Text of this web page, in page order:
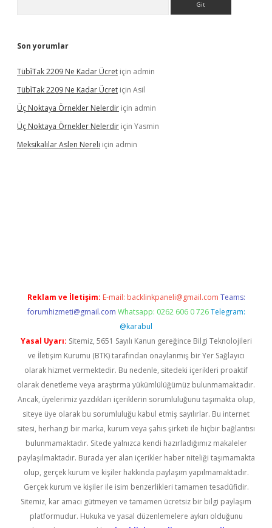
Son yorumlar
Tübi̇Tak 2209 Ne Kadar Ücret için admin
Tübi̇Tak 2209 Ne Kadar Ücret için Asil
Üç Noktaya Örnekler Nelerdir için admin
Üç Noktaya Örnekler Nelerdir için Yasmin
Meksikalılar Aslen Nereli için admin
Reklam ve İletişim: E-mail: backlinkpaneli@gmail.com Teams:
forumhizmeti@gmail.com Whatsapp: 0262 606 0 726 Telegram:
@karabul
Yasal Uyarı: Sitemiz, 5651 Sayılı Kanun gereğince Bilgi Teknolojileri
ve İletişim Kurumu (BTK) tarafından onaylanmış bir Yer Sağlayıcı
olarak hizmet vermektedir. Bu nedenle, sitedeki içerikleri proaktif
olarak denetleme veya araştırma yükümlülüğümüz bulunmamaktadır.
Ancak, üyelerimiz yazdıkları içeriklerin sorumluluğunu taşımakta olup,
siteye üye olarak bu sorumluluğu kabul etmiş sayılırlar. Bu internet
sitesi, herhangi bir marka, kurum veya şahıs şirketi ile hiçbir bağlantısı
bulunmamaktadır. Sitede yalnızca kendi hazırladığımız makaleler
paylaşılmaktadır. Burada yer alan içerikler haber niteliği taşımamakta
olup, gerçek kurum ve kişiler hakkında paylaşım yapılmamaktadır.
Gerçek kurum ve kişiler ile isim benzerlikleri tamamen tesadüfidir.
Sitemiz, kar amacı gütmeyen ve tamamen ücretsiz bir bilgi paylaşım
platformudur. Hukuka ve yasal düzenlemelere aykırı olduğunu